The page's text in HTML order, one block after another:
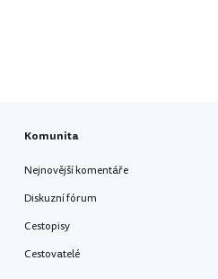
Komunita
Nejnovější komentáře
Diskuzní fórum
Cestopisy
Cestovatelé